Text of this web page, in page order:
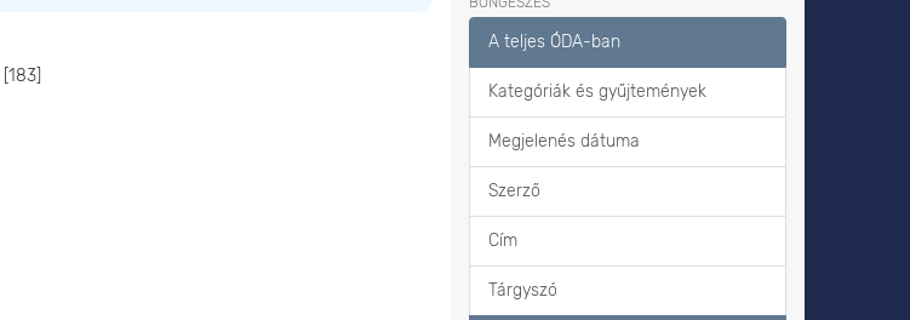
[183]
A teljes ÓDA-ban
Kategóriák és gyűjtemények
Megjelenés dátuma
Szerző
Cím
Tárgyszó